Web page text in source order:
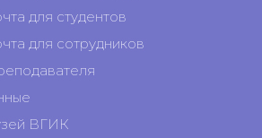
для студентов
для сотрудников
ВГИК